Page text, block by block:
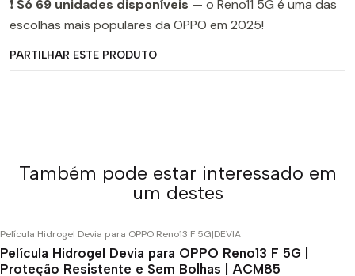
❗ Só 69 unidades disponíveis — o Reno11 5G é uma das
escolhas mais populares da OPPO em 2025!
PARTILHAR ESTE PRODUTO
Também pode estar interessado em
um destes
Película Hidrogel Devia para OPPO Reno13 F 5G|DEVIA
Película Hidrogel Devia para OPPO Reno13 F 5G |
Proteção Resistente e Sem Bolhas | ACM85